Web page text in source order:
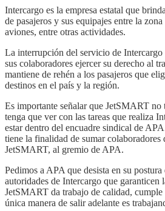
Intercargo es la empresa estatal que
de pasajeros y sus equipajes entre la
aviones, entre otras actividades.
La interrupción del servicio de
sus colaboradores ejercer su derecho al
mantiene de rehén a los pasajeros que
destinos en el país y la región.
Es importante señalar que JetSMART no
tenga que ver con las tareas que realiza
estar dentro del encuadre sindical de
tiene la finalidad de sumar colaboradores
JetSMART, al gremio de APA.
Pedimos a APA que desista en su
autoridades de Intercargo que garanticen
JetSMART da trabajo de calidad,
única manera de salir adelante es